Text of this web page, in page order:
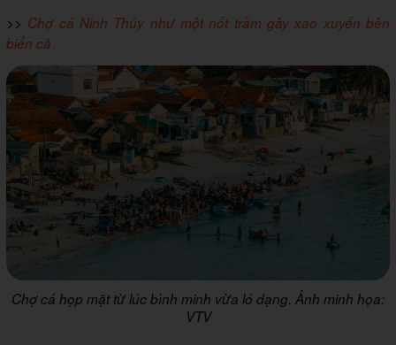
>> Chợ cá Ninh Thủy như một nốt trầm gây xao xuyến bên
biển cả
Chợ cá họp mặt từ lúc bình minh vừa ló dạng. Ảnh minh họa:
VTV